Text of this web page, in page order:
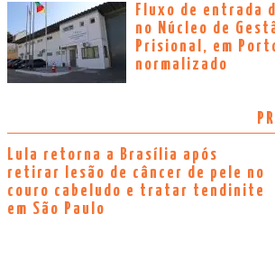
Fluxo de entrada
no Núcleo de
Prisional, em
normalizado
Lula retorna a Brasília após
retirar lesão de câncer de pele no
couro cabeludo e tratar tendinite
em São Paulo